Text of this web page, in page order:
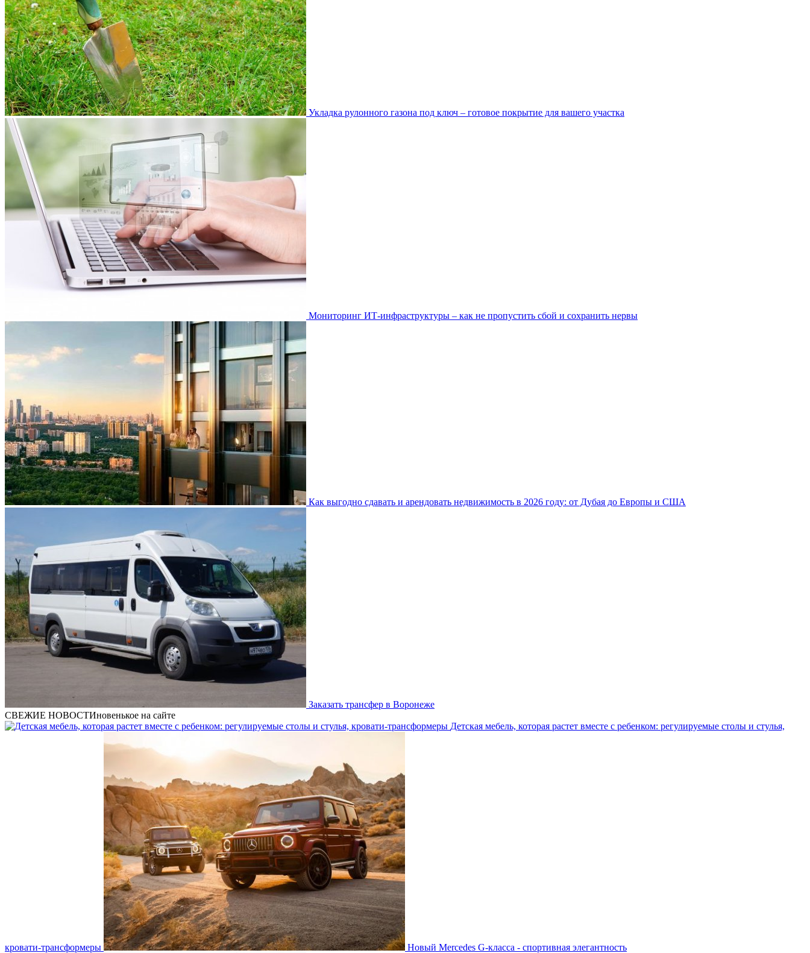
Укладка рулонного газона под ключ – готовое покрытие для вашего участка
Мониторинг ИТ-инфраструктуры – как не пропустить сбой и сохранить нервы
Как выгодно сдавать и арендовать недвижимость в 2026 году: от Дубая до Европы и США
Заказать трансфер в Воронеже
СВЕЖИЕ НОВОСТИновенькое на сайте
Детская мебель, которая растет вместе с ребенком: регулируемые столы и стулья,
кровати-трансформеры Новый Mercedes G-класса - спортивная элегантность